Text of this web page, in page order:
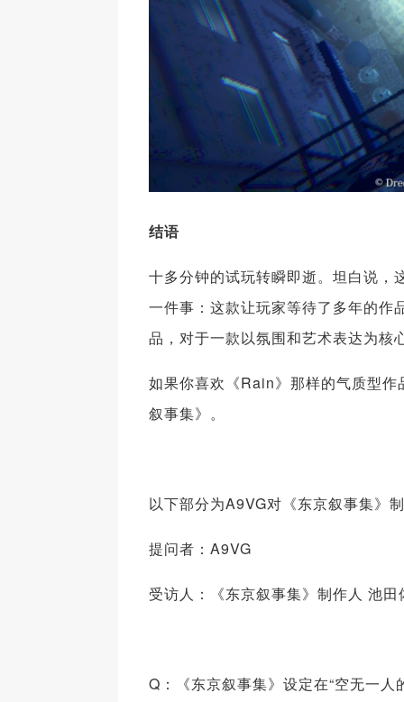
结语
十多分钟的试玩转瞬即逝。坦白说，
一件事：这款让玩家等待了多年的作
品，对于一款以氛围和艺术表达为核
如果你喜欢《Rain》那样的气质型
叙事集》。
以下部分为A9VG对《东京叙事集》
提问者：A9VG
受访人：《东京叙事集》制作人 池田
Q：《东京叙事集》设定在“空无一